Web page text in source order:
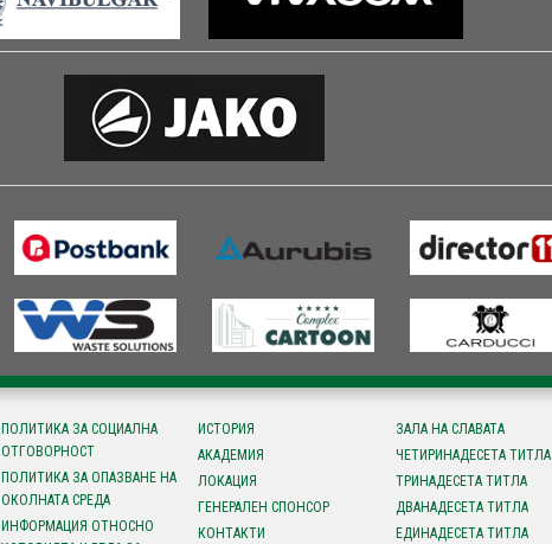
ПОЛИТИКА ЗА СОЦИАЛНА
ОТГОВОРНОСТ
ПОЛИТИКА ЗА ОПАЗВАНЕ НА
ОКОЛНАТА СРЕДА
ИНФОРМАЦИЯ ОТНОСНО
ИСТОРИЯ
АКАДЕМИЯ
ЛОКАЦИЯ
ГЕНЕРАЛЕН СПОНСОР
КОНТАКТИ
ЗАЛА НА СЛАВАТА
ЧЕТИРИНАДЕСЕТА ТИТЛА
ТРИНАДЕСЕТА ТИТЛА
ДВАНАДЕСЕТА ТИТЛА
ЕДИНАДЕСЕТА ТИТЛА